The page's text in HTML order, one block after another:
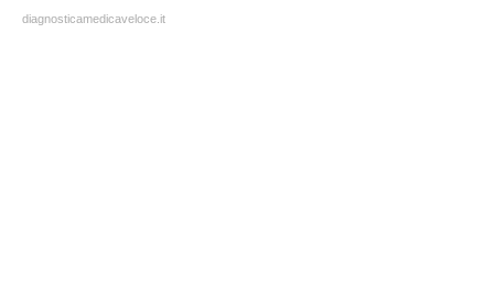
diagnosticamedicaveloce.it